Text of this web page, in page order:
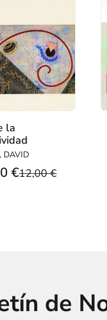
la
DAVID
12,00 €
€
de